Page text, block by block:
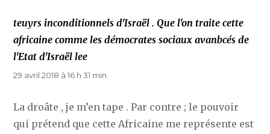
teuyrs inconditionnels d'Israël . Que l'on traite cette
africaine comme les démocrates sociaux avanbcés de
l'Etat d'Israël lee
29 avril 2018 à 16 h 31 min
La droâte , je m’en tape . Par contre ; le pouvoir
qui prétend que cette Africaine me représente est